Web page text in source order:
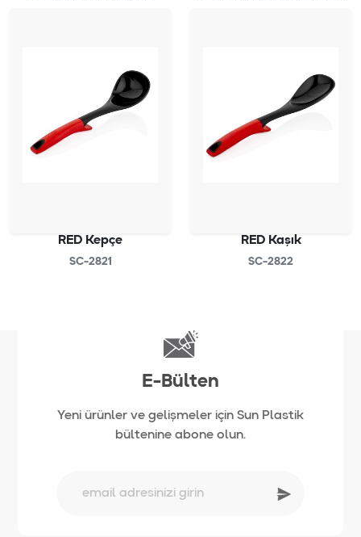
RED Kepçe
SC-2821
RED Kaşık
SC-2822
E-Bülten
Yeni ürünler ve gelişmeler için Sun Plastik
bültenine abone olun.